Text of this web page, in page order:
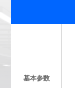
基本参数